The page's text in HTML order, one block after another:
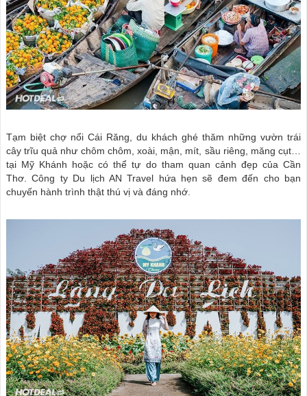
Tạm biệt chợ nổi Cái Răng, du khách ghé thăm những vườn trái
cây trĩu quả như chôm chôm, xoài, mận, mít, sầu riêng, măng cụt…
tại Mỹ Khánh hoặc có thể tự do tham quan cảnh đẹp của Cần
Thơ. Công ty Du lịch AN Travel hứa hẹn sẽ đem đến cho bạn
chuyến hành trình thật thú vị và đáng nhớ.